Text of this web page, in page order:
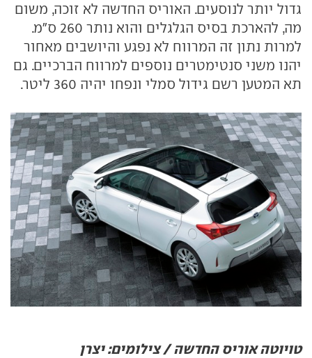
גדול יותר לנוסעים. האוריס החדשה לא זוכה, משום
מה, להארכת בסיס הגלגלים והוא נותר 260 ס"מ.
למרות נתון זה המרווח לא נפגע והיושבים מאחור
יהנו משני סנטימטרים נוספים למרווח הברכיים. גם
תא המטען רשם גידול סמלי ונפחו יהיה 360 ליטר.
טויוטה אוריס החדשה / צילומים: יצרן